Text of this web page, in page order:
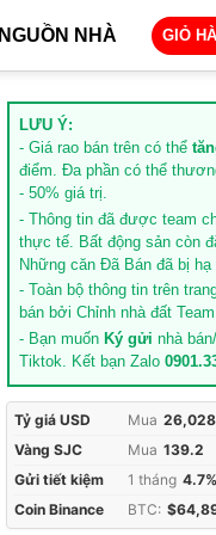
NGUỒN NHÀ GIỎ
LƯU Ý:
- Giá rao bán trên có thể
điểm. Đa phần có thể
- 50% giá trị.
- Thông tin đã được team
thực tế. Bất động sản còn
Những căn Đã Bán đã bị hạ
- Toàn bộ thông tin trên
bán bởi Chỉnh nhà đất
- Bạn muốn Ký gửi nhà bán/
Tiktok. Kết bạn Zalo
Tỷ giá USD Mua 26,028
Vàng SJC
Mua 139.2
Gửi tiết kiệm
1 tháng 4.7%
Coin Binance
BTC: